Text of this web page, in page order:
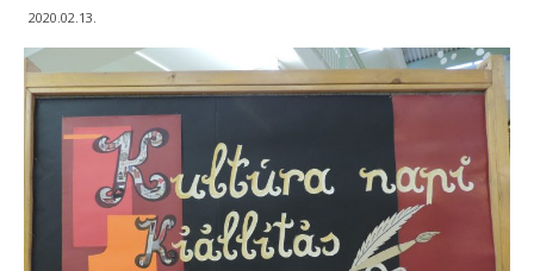
Általános
2020.02.13.